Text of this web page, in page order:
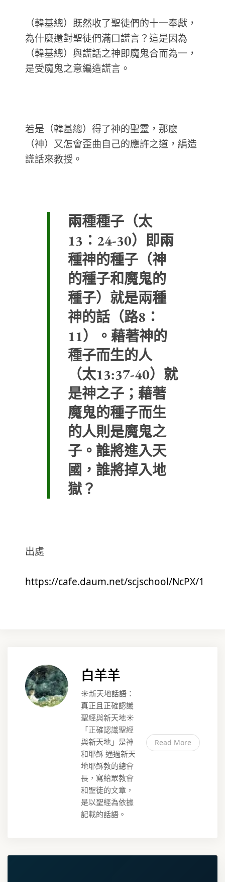
（韓基總）既然收了聖徒們的十一奉獻，
為什麼還對聖徒們滿口謊言？這是因為
（韓基總）與謊話之神即魔鬼合而為一，
是受魔鬼之意編造謊言。
若是（韓基總）得了神的聖靈，那麼
（神）又怎會歪曲自己的應許之道，編造
謊話來教授。
兩種種子（太
13：24-30）即兩
種神的種子（神
的種子和魔鬼的
種子）就是兩種
神的話（路8：
11）。藉著神的
種子而生的人
（太13:37-40）就
是神之子；藉著
魔鬼的種子而生
的人則是魔鬼之
子。誰將進入天
國，誰將掉入地
獄？
出處
https://cafe.daum.net/scjschool/NcPX/1
白羊羊
☀️新天地話語：
真正且正確認識
聖經與新天地☀️
「正確認識聖經
與新天地」是神
和耶穌 通過新天
地耶穌教的總會
長，寫給眾教會
和聖徒的文章，
是以聖經為依據
記載的話語。
Read More